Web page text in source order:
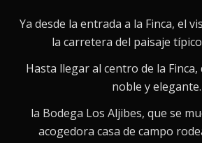
Ya desde la entrada a la Finca, el
la carretera del paisaje
Hasta llegar al centro de la
noble y elegante.
la Bodega Los Aljibes, que se
acogedora casa de campo